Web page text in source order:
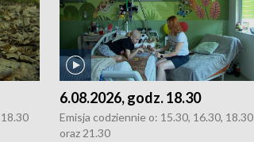
6.08.2026, godz. 18.30
Emisja codziennie o: 15.30, 16.30, 18.30
oraz 21.30